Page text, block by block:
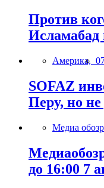
Против
Исламабад
Америка,
SOFAZ
Перу, но
Медиа
до 16:00 7